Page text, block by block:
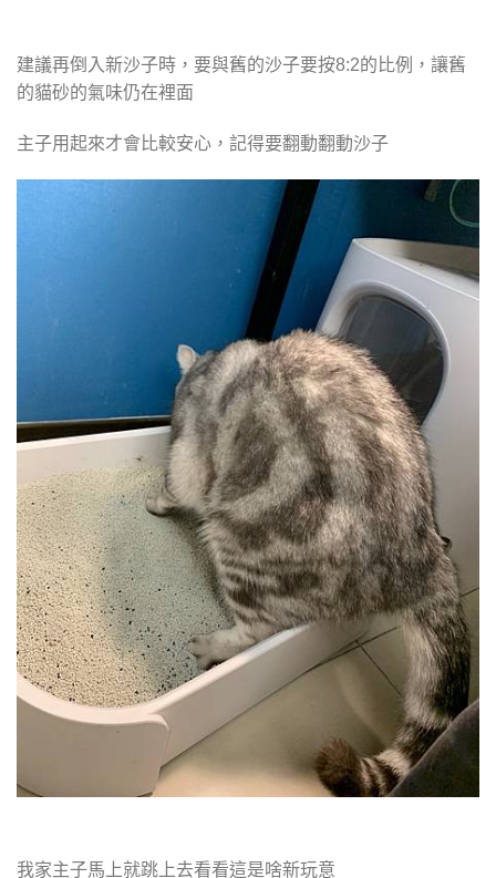
建議再倒入新沙子時，要與舊的沙子要按8:2的比例，讓舊
的貓砂的氣味仍在裡面
主子用起來才會比較安心，記得要翻動翻動沙子
我家主子馬上就跳上去看看這是啥新玩意